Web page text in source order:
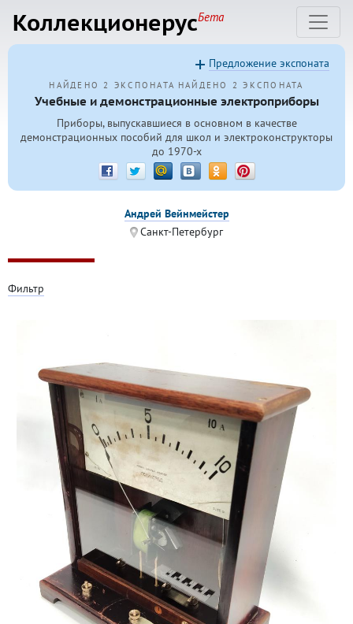
КоллекционерусБета
НАЙДЕНО 2 ЭКСПОНАТА НАЙДЕНО 2 ЭКСПОНАТА
Учебные и демонстрационные электроприборы
Приборы, выпускавшиеся в основном в качестве
демонстрационных пособий для школ и электроконструкторы
до 1970-х
Предложение экспоната
Андрей Вейнмейстер
Санкт-Петербург
Фильтр